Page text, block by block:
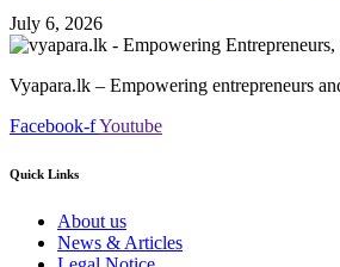
July 6, 2026
Vyapara.lk – Empowering entrepreneurs
Facebook-fYoutube
Quick Links
About us
News & Articles